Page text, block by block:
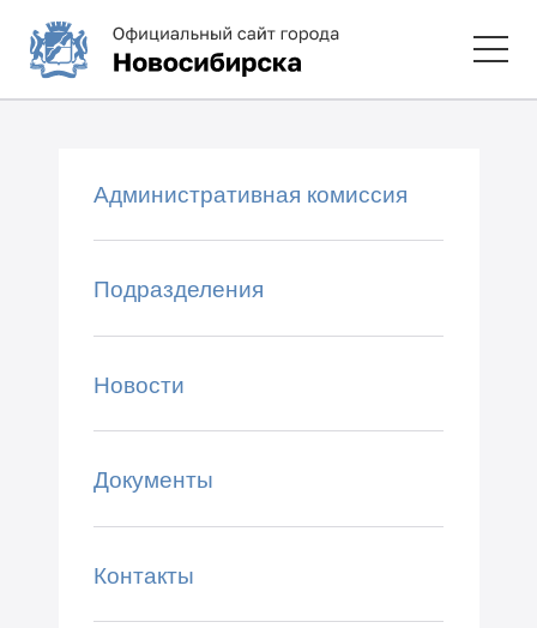
Административная комиссия
Подразделения
Новости
Документы
Контакты